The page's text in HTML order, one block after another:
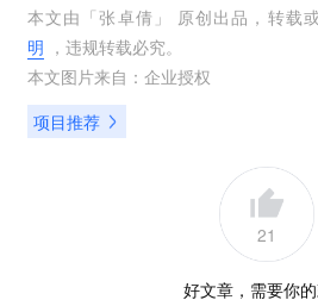
本文由「张卓倩 」 原创出品，转载
明 ，违规转载必究。
本文图片来自： 企业授权
项目推荐
21
好文章，需要你